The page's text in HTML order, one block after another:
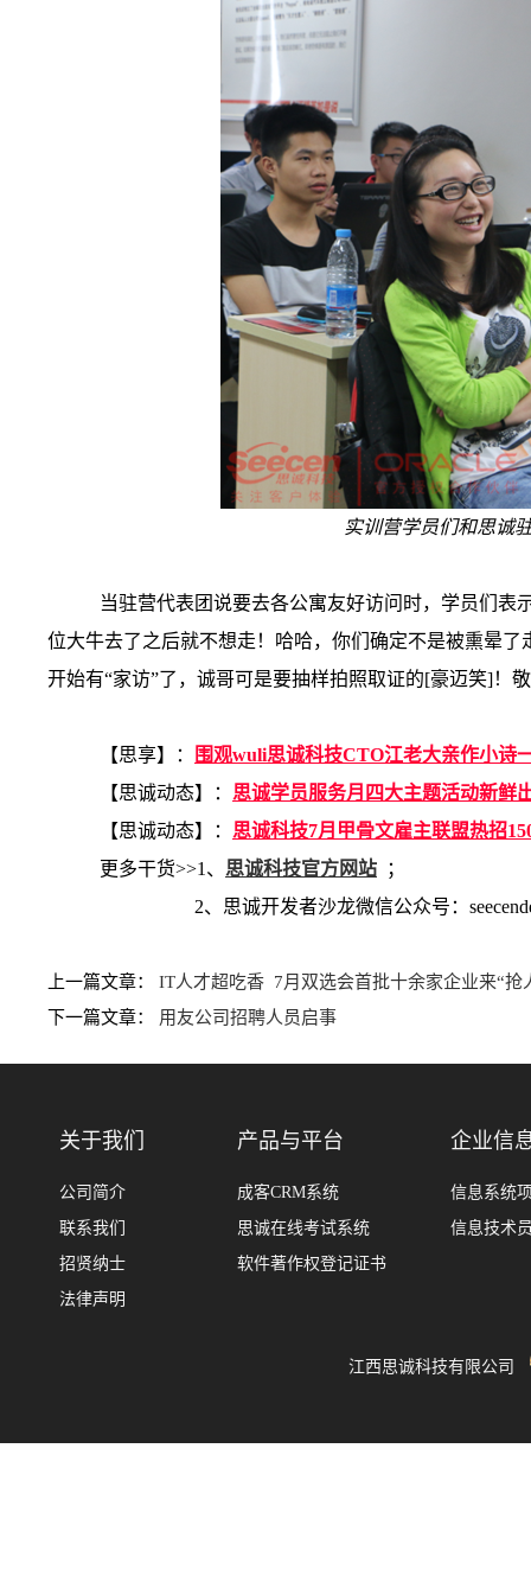
实训营学员们和思诚
当驻营代表团说要去各公寓友好访问时，学员们表
位大牛去了之后就不想走！哈哈，你们确定不是被熏晕
开始有“家访”了，诚哥可是要抽样拍照取证的[豪迈笑]！
【思享】：
围观wuli思诚科技CTO江老大亲作小诗
【思诚动态】： 思诚学员服务月四大主题活动新鲜
【思诚动态】： 思诚科技7月甲骨文雇主联盟热招
更多干货>>1、 思诚科技官方网站 ；
2、思诚开发者沙龙微信公众号：
上一篇文章： IT人才超吃香 7月双选会首批十余家企业来“抢
下一篇文章： 用友公司招聘人员启事
关于我们
公司简介
联系我们
招贤纳士
法律声明
产品与平台
成客CRM系统
思诚在线考试系统
软件著作权登记证书
企业信
信息系统
信息技术
江西思诚科技有限公司